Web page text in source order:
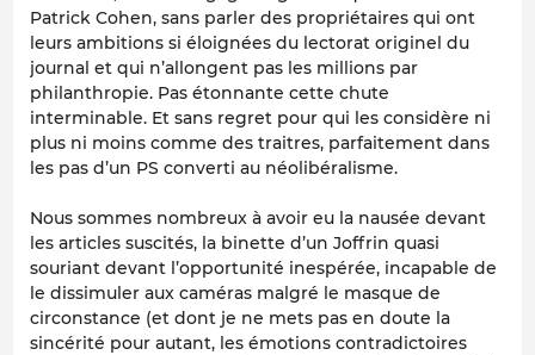
Patrick Cohen, sans parler des propriétaires qui ont
leurs ambitions si éloignées du lectorat originel du
journal et qui n’allongent pas les millions par
philanthropie. Pas étonnante cette chute
interminable. Et sans regret pour qui les considère ni
plus ni moins comme des traitres, parfaitement dans
les pas d’un PS converti au néolibéralisme.
Nous sommes nombreux à avoir eu la nausée devant
les articles suscités, la binette d’un Joffrin quasi
souriant devant l’opportunité inespérée, incapable de
le dissimuler aux caméras malgré le masque de
circonstance (et dont je ne mets pas en doute la
sincérité pour autant, les émotions contradictoires